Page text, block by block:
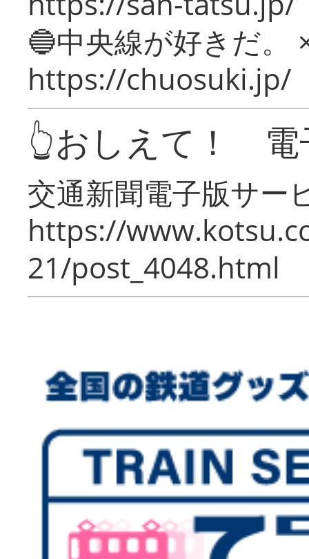
🔵中央線が好きだ。
https://chuosuki.jp/
👆おしえて！ 電
交通新聞電子版サー
https://
21/post_4048.html